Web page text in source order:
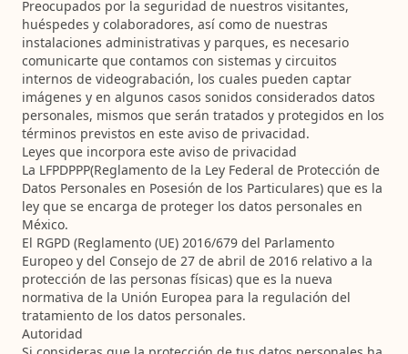
Preocupados por la seguridad de nuestros visitantes,
huéspedes y colaboradores, así como de nuestras
instalaciones administrativas y parques, es necesario
comunicarte que contamos con sistemas y circuitos
internos de videograbación, los cuales pueden captar
imágenes y en algunos casos sonidos considerados datos
personales, mismos que serán tratados y protegidos en los
términos previstos en este aviso de privacidad.
Leyes que incorpora este aviso de privacidad
La LFPDPPP(Reglamento de la Ley Federal de Protección de
Datos Personales en Posesión de los Particulares) que es la
ley que se encarga de proteger los datos personales en
México.
El RGPD (Reglamento (UE) 2016/679 del Parlamento
Europeo y del Consejo de 27 de abril de 2016 relativo a la
protección de las personas físicas) que es la nueva
normativa de la Unión Europea para la regulación del
tratamiento de los datos personales.
Autoridad